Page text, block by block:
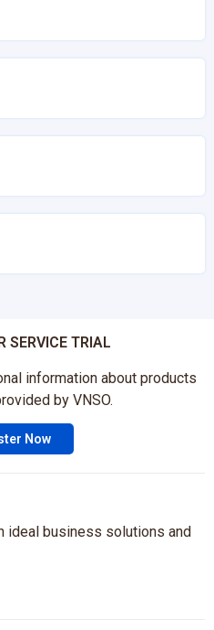
SERVICE TRIAL
information about products
by VNSO.
Now
ideal business solutions and